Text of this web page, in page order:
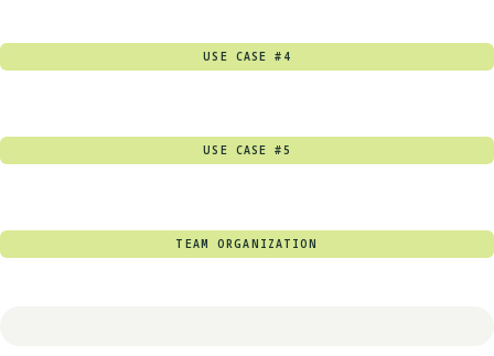
USE CASE #4
USE CASE #5
TEAM ORGANIZATION